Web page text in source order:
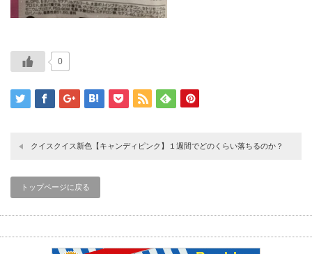
0
クイスクイス新色【キャンディピンク】１週間でどのくらい落ちるのか？
トップページに戻る